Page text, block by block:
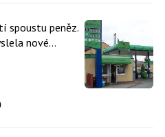
spoustu peněz.
nové